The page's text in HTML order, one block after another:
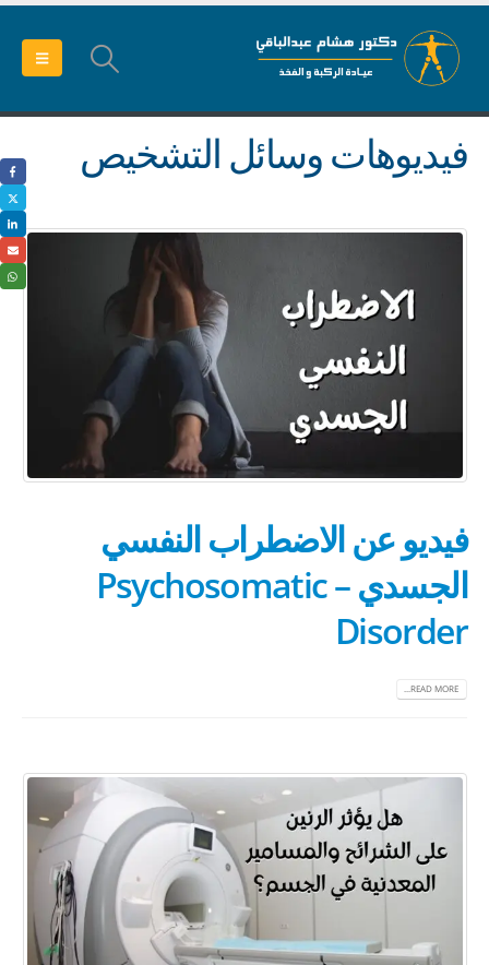
فيديوهات وسائل التشخيص
فيديو عن الاضطراب النفسي
الجسدي – Psychosomatic
Disorder
READ MORE...